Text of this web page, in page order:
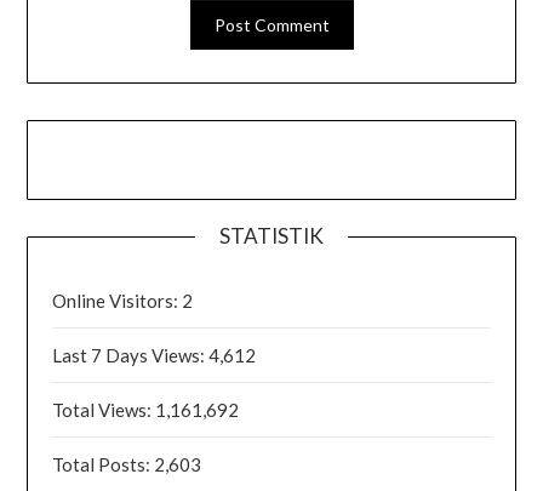
STATISTIK
Online Visitors: 2
Last 7 Days Views:4,612
Total Views: 1,161,692
Total Posts: 2,603